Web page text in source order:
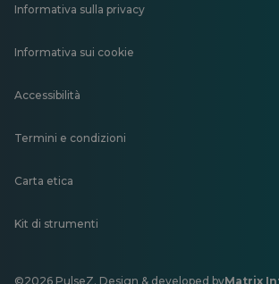
Informativa sulla privacy
Informativa sui cookie
Accessibilità
Termini e condizioni
Carta etica
Kit di strumenti
©2026 PulseZ. Design & developed byMatrix